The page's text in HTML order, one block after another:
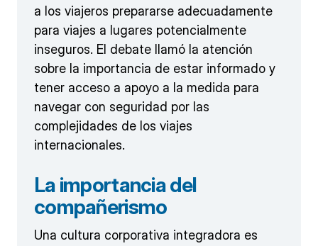
a los viajeros prepararse adecuadamente
para viajes a lugares potencialmente
inseguros. El debate llamó la atención
sobre la importancia de estar informado y
tener acceso a apoyo a la medida para
navegar con seguridad por las
complejidades de los viajes
internacionales.
La importancia del
compañerismo
Una cultura corporativa integradora es